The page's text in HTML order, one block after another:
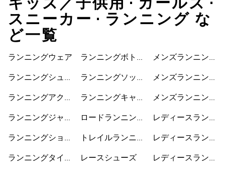
キッズ／子供用 • ガールズ •
スニーカー • ランニング な
ど一覧
ランニングウェア
ランニングシュー
ランニングアクセ
ランニングジャケ
ランニングショー
ランニングタイ
ランニングボトム
ランニングソック
ランニングキャッ
ロードランニング
トレイルランニン
レースシューズ
メンズランニング
メンズランニング
メンズランニング
レディースランニ
レディースランニ
ツ
レディースランニ